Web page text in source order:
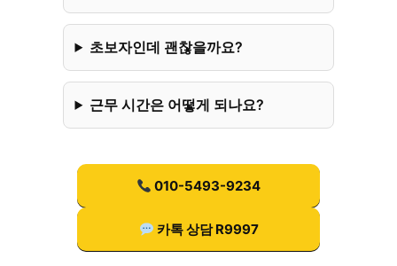
초보자인데 괜찮을까요?
근무 시간은 어떻게 되나요?
010-5493-9234
카톡 상담 R9997